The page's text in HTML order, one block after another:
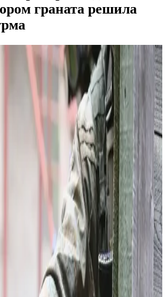
граната решила